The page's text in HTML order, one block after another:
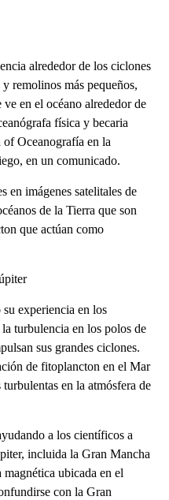
alrededor de los ciclones
remolinos más pequeños,
en el océano alrededor de
física y becaria
Oceanografía en la
en un comunicado.
en imágenes satelitales de
de la Tierra que son
que actúan como
experiencia en los
turbulencia en los polos de
sus grandes ciclones.
de fitoplancton en el Mar
en la atmósfera de
a los científicos a
incluida la Gran Mancha
ubicada en el
con la Gran